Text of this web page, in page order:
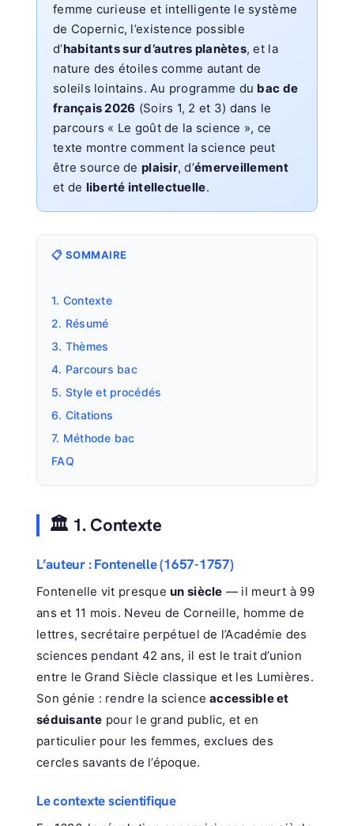
femme curieuse et intelligente le système
de Copernic, l’existence possible
d’habitants sur d’autres planètes, et la
nature des étoiles comme autant de
soleils lointains. Au programme du bac de
français 2026 (Soirs 1, 2 et 3) dans le
parcours « Le goût de la science », ce
texte montre comment la science peut
être source deplaisir, d’émerveillement
et de liberté intellectuelle.
📋 SOMMAIRE
1. Contexte
2. Résumé
3. Thèmes
4. Parcours bac
5. Style et procédés
6. Citations
7. Méthode bac
FAQ
🏛️ 1. Contexte
L’auteur : Fontenelle (1657-1757)
Fontenelle vit presqueun siècle — il meurt à 99
ans et 11 mois. Neveu de Corneille, homme de
lettres, secrétaire perpétuel de l’Académie des
sciences pendant 42 ans, il est le trait d’union
entre le Grand Siècle classique et les Lumières.
Son génie : rendre la scienceaccessible et
séduisante pour le grand public, et en
particulier pour les femmes, exclues des
cercles savants de l’époque.
Le contexte scientifique